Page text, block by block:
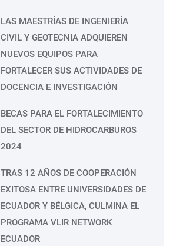
LAS MAESTRÍAS DE INGENIERÍA
CIVIL Y GEOTECNIA ADQUIEREN
NUEVOS EQUIPOS PARA
FORTALECER SUS ACTIVIDADES DE
DOCENCIA E INVESTIGACIÓN
BECAS PARA EL FORTALECIMIENTO
DEL SECTOR DE HIDROCARBUROS
2024
TRAS 12 AÑOS DE COOPERACIÓN
EXITOSA ENTRE UNIVERSIDADES DE
ECUADOR Y BÉLGICA, CULMINA EL
PROGRAMA VLIR NETWORK
ECUADOR